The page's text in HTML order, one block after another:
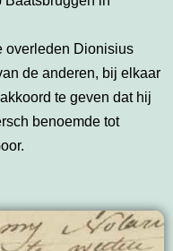
overleden Dionisius
de anderen, bij elkaar
te geven dat hij
benoemde tot